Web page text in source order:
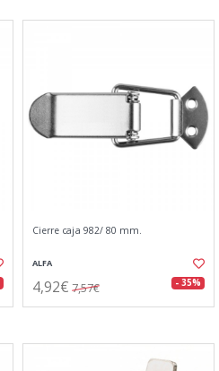
Cierre caja 982/ 80 mm.
ALFA
4,92€ 7,57€ - 35%